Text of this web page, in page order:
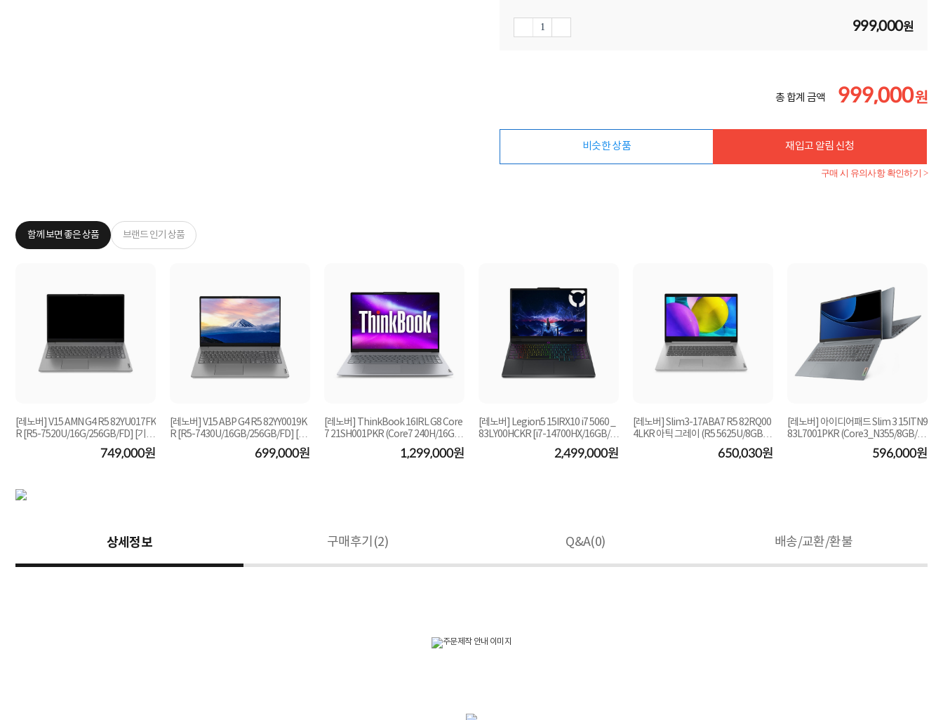
999,000원
총 합계 금액 999,000원
비슷한 상품 재입고 알림 신청
구매 시 유의사항 확인하기 >
함께 보면 좋은 상품 브랜드 인기 상품
[레노버] V15 AMN G4 R5 82YU017FK
R [R5-7520U/16G/256GB/FD] [기본
749,000원
[레노버] V15 ABP G4 R5 82YY0019K
R [R5-7430U/16GB/256GB/FD] [기
699,000원
[레노버] ThinkBook 16IRL G8 Core
7 21SH001PKR (Core7 240H/16GB/
1,299,000원
[레노버] Legion5 15IRX10 i7 5060 _
83LY00HCKR [i7-14700HX/16GB/1
TB/RTX-5060/FD] ...
2,499,000원
[레노버] Slim3-17ABA7 R5 82RQ00
4LKR 아틱 그레이 (R5 5625U/8GB/2
650,030원
[레노버] 아이디어패드 Slim 3 15ITN9
83L7001PKR (Core3_N355/8GB/25
596,000원
상세정보 구매후기(2) Q&A(0) 배송/교환/환불